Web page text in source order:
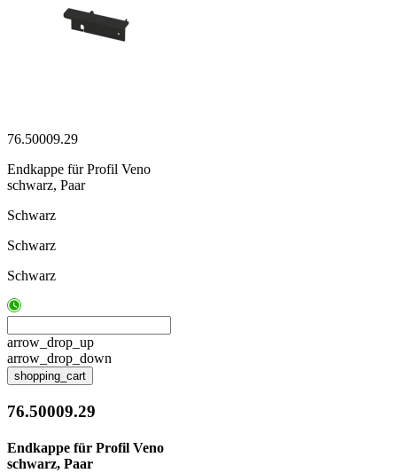
76.50009.29
Endkappe für Profil Veno
schwarz, Paar
Schwarz
Schwarz
Schwarz
arrow_drop_up
arrow_drop_down
shopping_cart
76.50009.29
Endkappe für Profil Veno
schwarz, Paar